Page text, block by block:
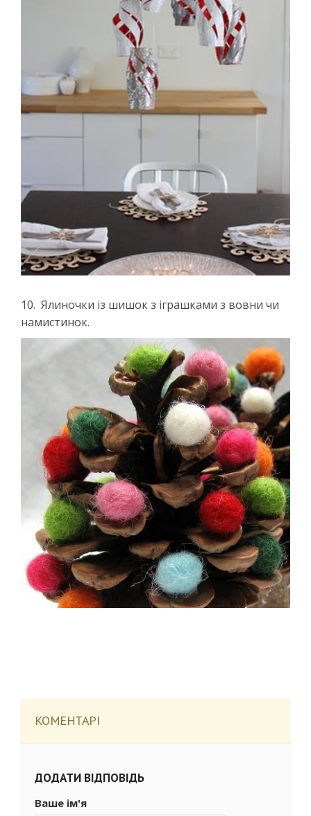
10. Ялиночки із шишок з іграшками з вовни чи
намистинок.
КОМЕНТАРІ
ДОДАТИ ВІДПОВІДЬ
Ваше ім'я